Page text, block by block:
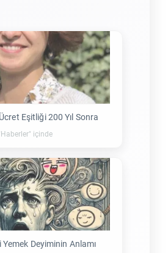
Eşitliği 200 Yıl Sonra
içinde
Yemek Deyiminin Anlamı